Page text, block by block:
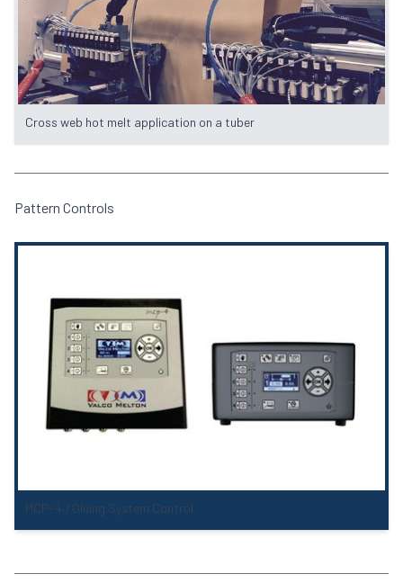
Cross web hot melt application on a tuber
Pattern Controls
MCP-4J Gluing System Control